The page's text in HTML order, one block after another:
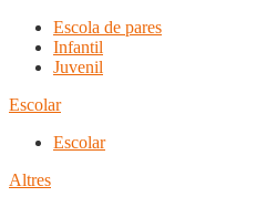
Escola de pares
Infantil
Juvenil
Escolar
Escolar
Altres